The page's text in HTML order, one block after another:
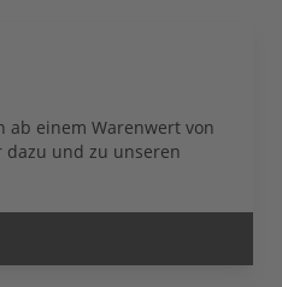
ab einem Warenwert von
dazu und zu unseren